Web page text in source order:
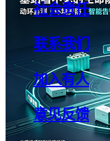
社会责任
联系我们
加入有人
意见反馈